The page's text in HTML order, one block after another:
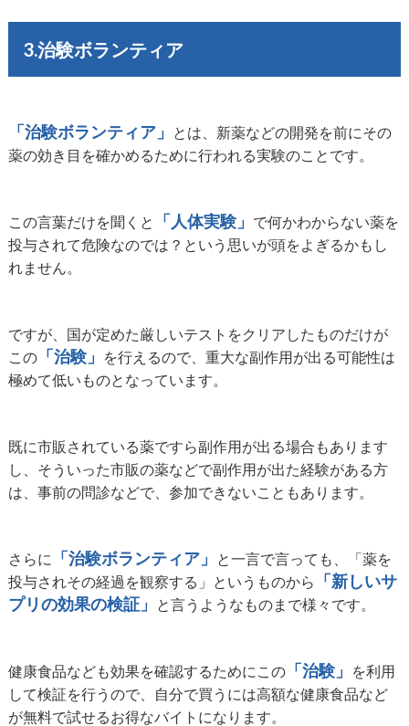
3.治験ボランティア
「治験ボランティア」
とは、新薬などの開発を前にその
薬の効き目を確かめるために行われる実験のことです。
この言葉だけを聞くと 「人体実験」 で何かわからない薬を
投与されて危険なのでは？という思いが頭をよぎるかもし
れません。
ですが、国が定めた厳しいテストをクリアしたものだけが
この「治験」
を行えるので、重大な副作用が出る可能性は
極めて低いものとなっています。
既に市販されている薬ですら副作用が出る場合もあります
し、そういった市販の薬などで副作用が出た経験がある方
は、事前の問診などで、参加できないこともあります。
さらに 「治験ボランティア」
と一言で言っても、「薬を
投与されその経過を観察する」というものから
「新しいサ
プリの効果の検証」
と言うようなものまで様々です。
健康食品なども効果を確認するためにこの「治験」
を利用
して検証を行うので、自分で買うには高額な健康食品など
が無料で試せるお得なバイトになります。